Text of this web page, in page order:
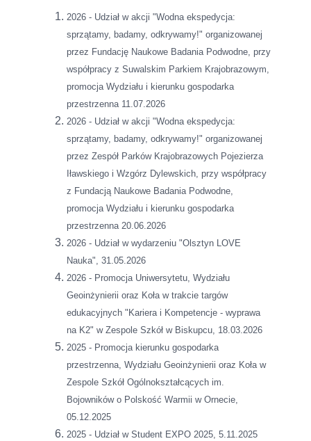
2026 - Udział w akcji "Wodna ekspedycja:
sprzątamy, badamy, odkrywamy!" organizowanej
przez Fundację Naukowe Badania Podwodne, przy
współpracy z Suwalskim Parkiem Krajobrazowym,
promocja Wydziału i kierunku gospodarka
przestrzenna 11.07.2026
2026 - Udział w akcji "Wodna ekspedycja:
sprzątamy, badamy, odkrywamy!" organizowanej
przez Zespół Parków Krajobrazowych Pojezierza
Iławskiego i Wzgórz Dylewskich, przy współpracy
z Fundacją Naukowe Badania Podwodne,
promocja Wydziału i kierunku gospodarka
przestrzenna 20.06.2026
2026 - Udział w wydarzeniu "Olsztyn LOVE
Nauka", 31.05.2026
2026 - Promocja Uniwersytetu, Wydziału
Geoinżynierii oraz Koła w trakcie targów
edukacyjnych "Kariera i Kompetencje - wyprawa
na K2" w Zespole Szkół w Biskupcu, 18.03.2026
2025 - Promocja kierunku gospodarka
przestrzenna, Wydziału Geoinżynierii oraz Koła w
Zespole Szkół Ogólnokształcących im.
Bojowników o Polskość Warmii w Ornecie,
05.12.2025
2025 - Udział w Student EXPO 2025, 5.11.2025